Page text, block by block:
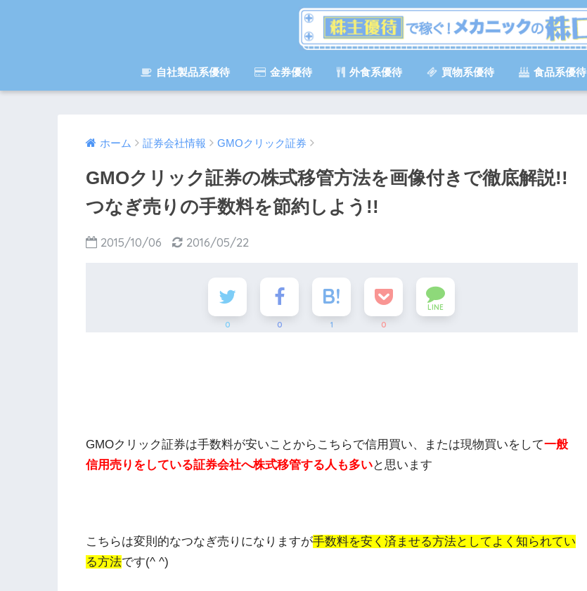
自社製品系優待 金券優待 外食系優待 買物系優待 食品系優待
ホーム 証券会社情報 GMOクリック証券
GMOクリック証券の株式移管方法を画像付きで徹底解説!!
つなぎ売りの手数料を節約しよう!!
2015/10/06 2016/05/22
0 0 1 0
LINE
GMOクリック証券は手数料が安いことからこちらで信用買い、または現物買いをして一般
信用売りをしている証券会社へ株式移管する人も多いと思います
こちらは変則的なつなぎ売りになりますが手数料を安く済ませる方法としてよく知られてい
る方法です(^ ^)